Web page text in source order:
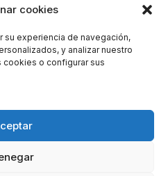
cookies
su experiencia de navegación,
y analizar nuestro
cookies o configurar sus
vez que comente.